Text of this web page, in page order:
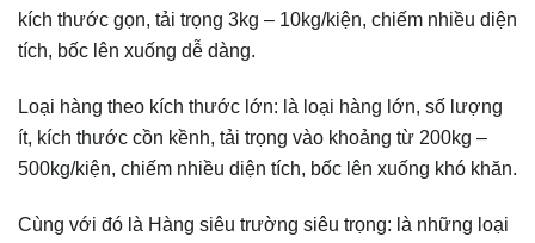
kích thước gọn, tải trọng 3kg – 10kg/kiện, chiếm nhiều diện
tích, bốc lên xuống dễ dàng.
Loại hàng theo kích thước lớn: là loại hàng lớn, số lượng
ít, kích thước cồn kềnh, tải trọng vào khoảng từ 200kg –
500kg/kiện, chiếm nhiều diện tích, bốc lên xuống khó khăn.
Cùng với đó là Hàng siêu trường siêu trọng: là những loại